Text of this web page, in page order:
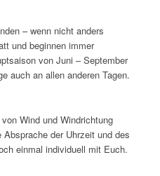
– wenn nicht anders
und beginnen immer
von Juni – September
auch an allen anderen Tagen.
Wind und Windrichtung
der Uhrzeit und des
einmal individuell mit Euch.